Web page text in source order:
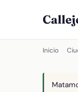
Inicio